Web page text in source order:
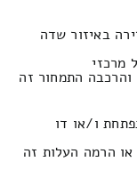
באיזור שדה
מרכזי
התמחור זה
ו/או דו
או הרמה העלות זה